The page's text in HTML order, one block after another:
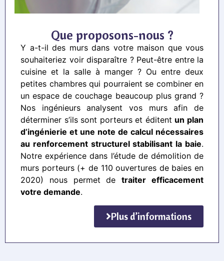
Que proposons-nous ?
Y a-t-il des murs dans votre maison que vous
souhaiteriez voir disparaître ? Peut-être entre la
cuisine et la salle à manger ? Ou entre deux
petites chambres qui pourraient se combiner en
un espace de couchage beaucoup plus grand ?
Nos ingénieurs analysent vos murs afin de
déterminer s’ils sont porteurs et éditent un plan
d’ingénierie et une note de calcul nécessaires
au renforcement structurel stabilisant la baie.
Notre expérience dans l’étude de démolition de
murs porteurs (+ de 110 ouvertures de baies en
2020) nous permet detraiter efficacement
votre demande.
Plus d’informations